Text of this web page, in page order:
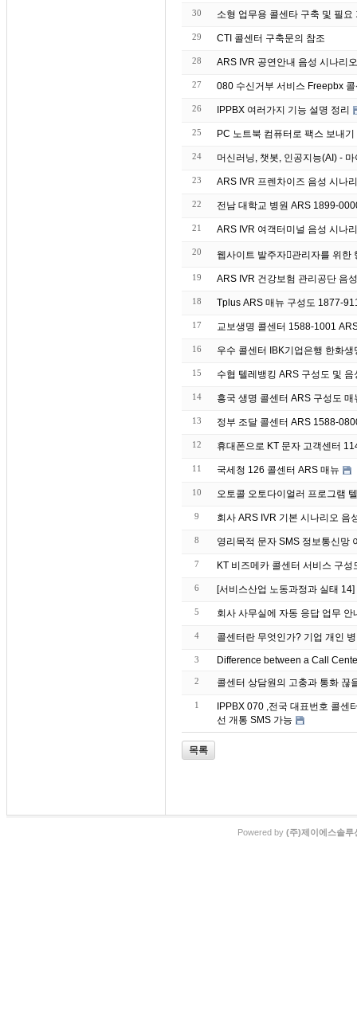
30 소형 업무용 콜센타 구축 및 필요
29 CTI 콜센터 구축문의 참조
28 ARS IVR 공연안내 음성 시나리
27 080 수신거부 서비스 Freepbx
26 IPPBX 여러가지 기능 설명 정리
25
24 머신러닝, 챗봇, 인공지능(AI) -
23 ARS IVR 프렌차이즈 음성 시나
22 전남 대학교 병원 ARS 1899-
21 ARS IVR 여객터미널 음성 시나
20
19 ARS IVR 건강보험 관리공단 음
18 Tplus ARS 매뉴 구성도 1877-
17 교보생명 콜센터 1588-1001
16 우수 콜센터 IBK기업
15 수협 텔레뱅킹 ARS 구성도 및
14 흥국 생명 콜센터 ARS 구성도
13 정부 조달 콜센터 ARS 1588-
12 휴대폰으로 KT 문자 고객센터
11 국세청 126 콜센터 ARS 매뉴
10 오토콜 오토다이얼러 프로그램
9 회사 ARS IVR 기본 시나리오 음
8 영리목적 문자
7 KT 비즈메카 콜센터 서비스 구성
6 [서비스산업 노동과정과 실태
5 회사 사무실에 자동
4 콜센터란 무엇인가? 기업 개인
3 Difference between a Call
2 콜센터 상담원의 고충과 통화 끊
1
IPPBX 070 ,전국 대표번호 콜센
선 개통 SMS 가능
목록
Powered by (주)제이에스솔루